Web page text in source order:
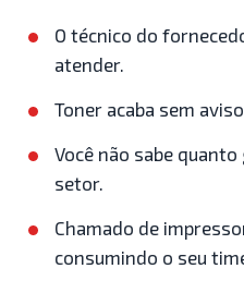
empresas, com o
atendimento
suprimentos
setor com o HG360.
O técnico do
atender.
Toner acaba sem
Você não sabe
setor.
Chamado de
consumindo o seu